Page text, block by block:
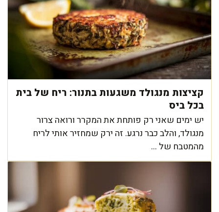
קציצות מנגולד משגעות בתנור: ריח של בית
בכל ביס
יש ימים שאני רק פותחת את המקרר ורואה צרור
מנגולד, והלב כבר נרגע. זה ירק שמחזיר אותי לריח
מהמטבח של ...